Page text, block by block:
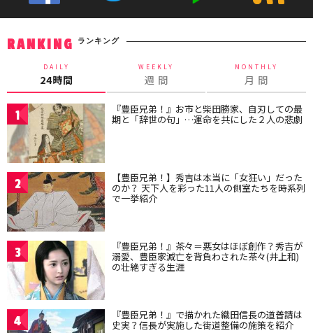
RANKING ランキング
DAILY
24時間
WEEKLY
週 間
MONTHLY
月 間
1 『豊臣兄弟！』お市と柴田勝家、自刃しての最
期と「辞世の句」…運命を共にした２人の悲劇
2 【豊臣兄弟！】秀吉は本当に「女狂い」だった
のか？ 天下人を彩った11人の側室たちを時系列
で一挙紹介
3 『豊臣兄弟！』茶々＝悪女はほぼ創作？秀吉が
溺愛、豊臣家滅亡を背負わされた茶々(井上和)
の壮絶すぎる生涯
4 『豊臣兄弟！』で描かれた織田信長の道普請は
史実？信長が実施した街道整備の施策を紹介